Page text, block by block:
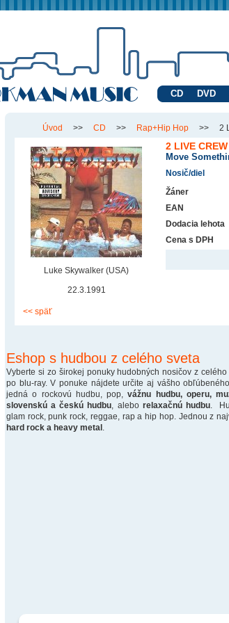
CD DVD
Úvod >> CD >> Rap+Hip Hop >> 2
Luke Skywalker (USA)
22.3.1991
2 LIVE CREW
Move
Nosič/diel
Žáner
EAN
Dodacia lehota
Cena s DPH
<< späť
Eshop s hudbou z celého sveta
Vyberte si zo širokej ponuky hudobných nosičov z
po blu-ray. V ponuke nájdete určite aj vášho
jedná o rockovú hudbu, pop,vážnu hudbu, operu,
slovenskú a českú hudbu , alebo relaxačnú hudbu.
glam rock, punk rock, reggae, rap a hip hop. Jednou z
hard rock a heavy metal